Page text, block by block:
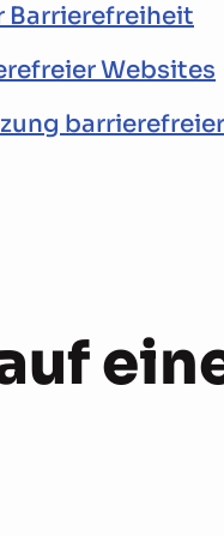
Barrierefreiheit
Websites